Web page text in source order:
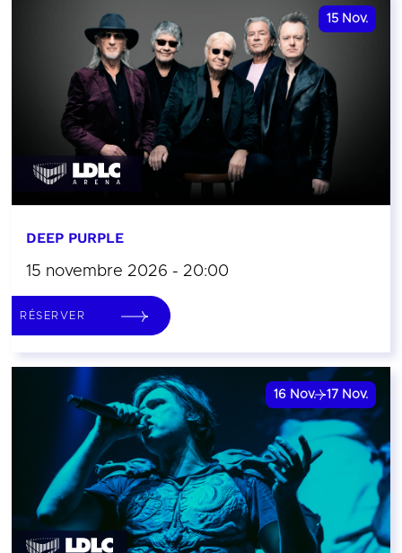
15 Nov.
DEEP PURPLE
15 novembre 2026 - 20:00
RÉSERVER
16 Nov. 17 Nov.